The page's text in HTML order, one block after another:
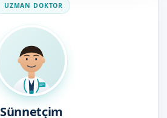
Sünnetçim